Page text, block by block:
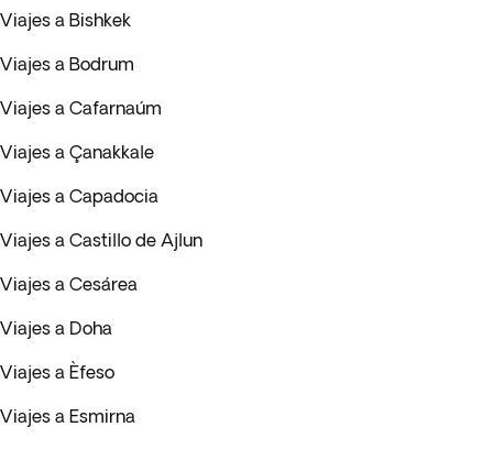
Viajes a Bishkek
Viajes a Bodrum
Viajes a Cafarnaúm
Viajes a Çanakkale
Viajes a Capadocia
Viajes a Castillo de Ajlun
Viajes a Cesárea
Viajes a Doha
Viajes a Èfeso
Viajes a Esmirna